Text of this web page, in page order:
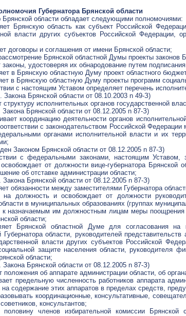
Губернатора Брянской области
Брянской области обладает следующими полномочиями:
Брянскую область как субъект Российской
власти других субъектов Российской Федерации,
договоры и соглашения от имени Брянской области;
Брянской областной Думы проекты законов
законы, удостоверяя их обнародование путем
в Брянскую областную Думу проект областного
в Брянскую областную Думу проекты программ
с настоящим Уставом определяет перечень
Брянской области от 08.10.2003 n 49-З)
структуру исполнительных органов государственной
Брянской области от 08.12.2005 n 87-З)
координацию деятельности органов
с законодательством Российской
органами исполнительной власти и их
Законом Брянской области от 08.12.2005 n 87-З)
с федеральными законами, настоящим Уставом,
от должности вице-губернатора Брянской
об отставке администрации области;
Брянской области от 08.12.2005 n 87-З)
обязанности между заместителями Губернатора
на должность и освобождает от должности
в муниципальных образованиях (группах
к назначаемым им должностным лицам меры поощрения
области;
Брянской областной Думе для согласования на
Губернатора области, руководителей
власти других субъектов Российской
защите населения области, руководителя
области;
Брянской области от 08.12.2005 n 87-З)
положения об аппарате администрации области, об
предельную численность работников аппарата
на содержание этих аппаратов в пределах средств,
координационные, консультативные,
консультантов;
половину членов избирательной комиссии